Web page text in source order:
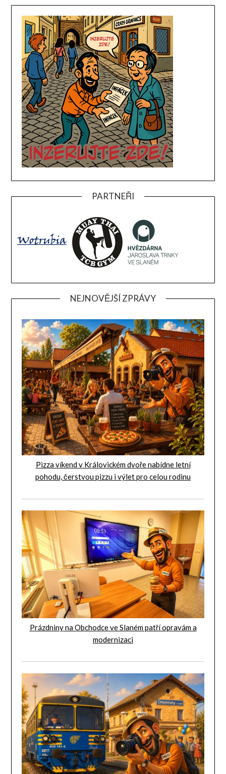
PARTNEŘI
NEJNOVĚJŠÍ ZPRÁVY
Pizza víkend v Královickém dvoře nabídne letní
pohodu, čerstvou pizzu i výlet pro celou rodinu
Prázdniny na Obchodce ve Slaném patří opravám a
modernizaci